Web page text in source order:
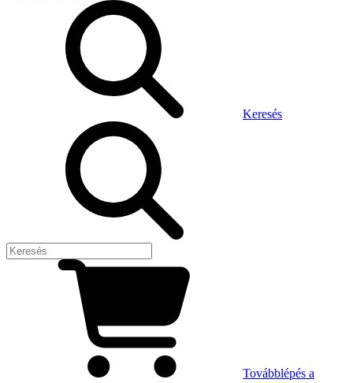
Keresés
Továbblépés a